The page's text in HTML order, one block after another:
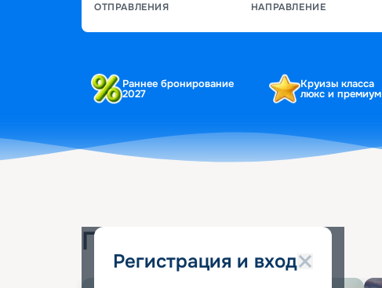
ОТПРАВЛЕНИЯ НАПРАВЛЕНИЕ
Раннее бронирование
2027
Круизы класса
люкс и премиум
Регистрация и вход
Популярные круизы